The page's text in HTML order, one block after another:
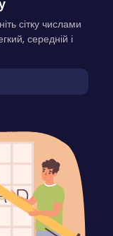
сітку числами
середній і